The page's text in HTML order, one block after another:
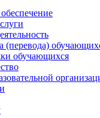
(перевода)
обучающихся